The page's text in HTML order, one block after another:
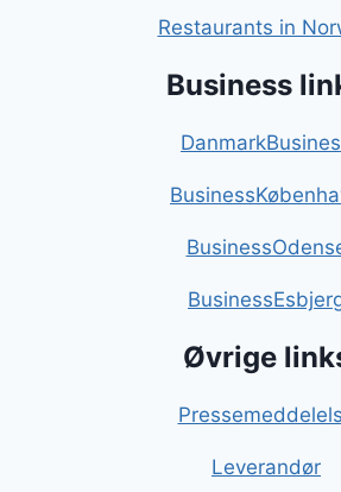
Restaurants in
Business
Øvrige
Leverandør